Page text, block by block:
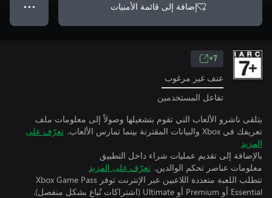
إضافة إلى قائمة الأمنيات ● ● ●
7+
عنف غير مرغوب
تفاعل المستخدمين
يتلقى ناشرو الألعاب التي تقوم بتشغيلها وصولاً إلى معلومات ملف
تعريفك في Xbox والبيانات المقترنة بينما تمارس الألعاب.
تعرّف على
المزيد
بالإضافة إلى تقديم عمليات شراء داخل التطبيق
معلومات عناصر تحكم الوالدين. تعرّف على المزيد
تتطلب اللعبة متعددة اللاعبين عبر الإنترنت توفر Xbox Game Pass
Essential أو Premium أو Ultimate (اشتراكات تُباع بشكل منفصل).